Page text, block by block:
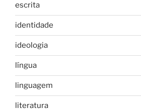
escrita
identidade
ideologia
língua
linguagem
literatura